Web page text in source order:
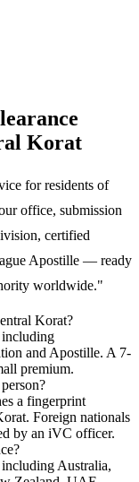
Korat
for residents of
office, submission
certified
Apostille — ready
worldwide."
Korat?
including
and Apostille. A 7-
premium.
a fingerprint
Foreign nationals
by an iVC officer.
Australia,